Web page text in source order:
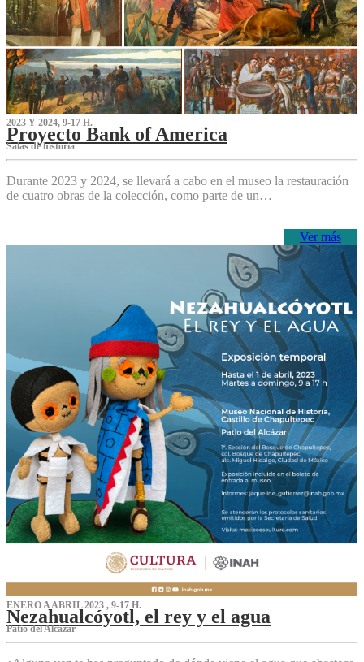
2023 Y 2024, 9-17 H.
Proyecto Bank of America
S‌alas de historia
Durante 2023 y 2024, se llevará a cabo en el museo la restauración
de cuatro obras de la colección, como parte de un…
Ver más
ENERO A ABRIL 2023 , 9-17 H.
Nezahualcóyotl, el rey y el agua
Patio del Alcázar